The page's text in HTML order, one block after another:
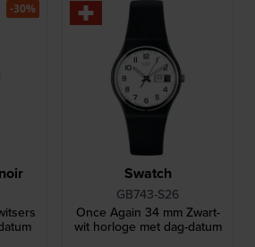
-30%
Swatch
GB743-S26
Once Again 34 mm Zwart-
wit horloge met dag-datum